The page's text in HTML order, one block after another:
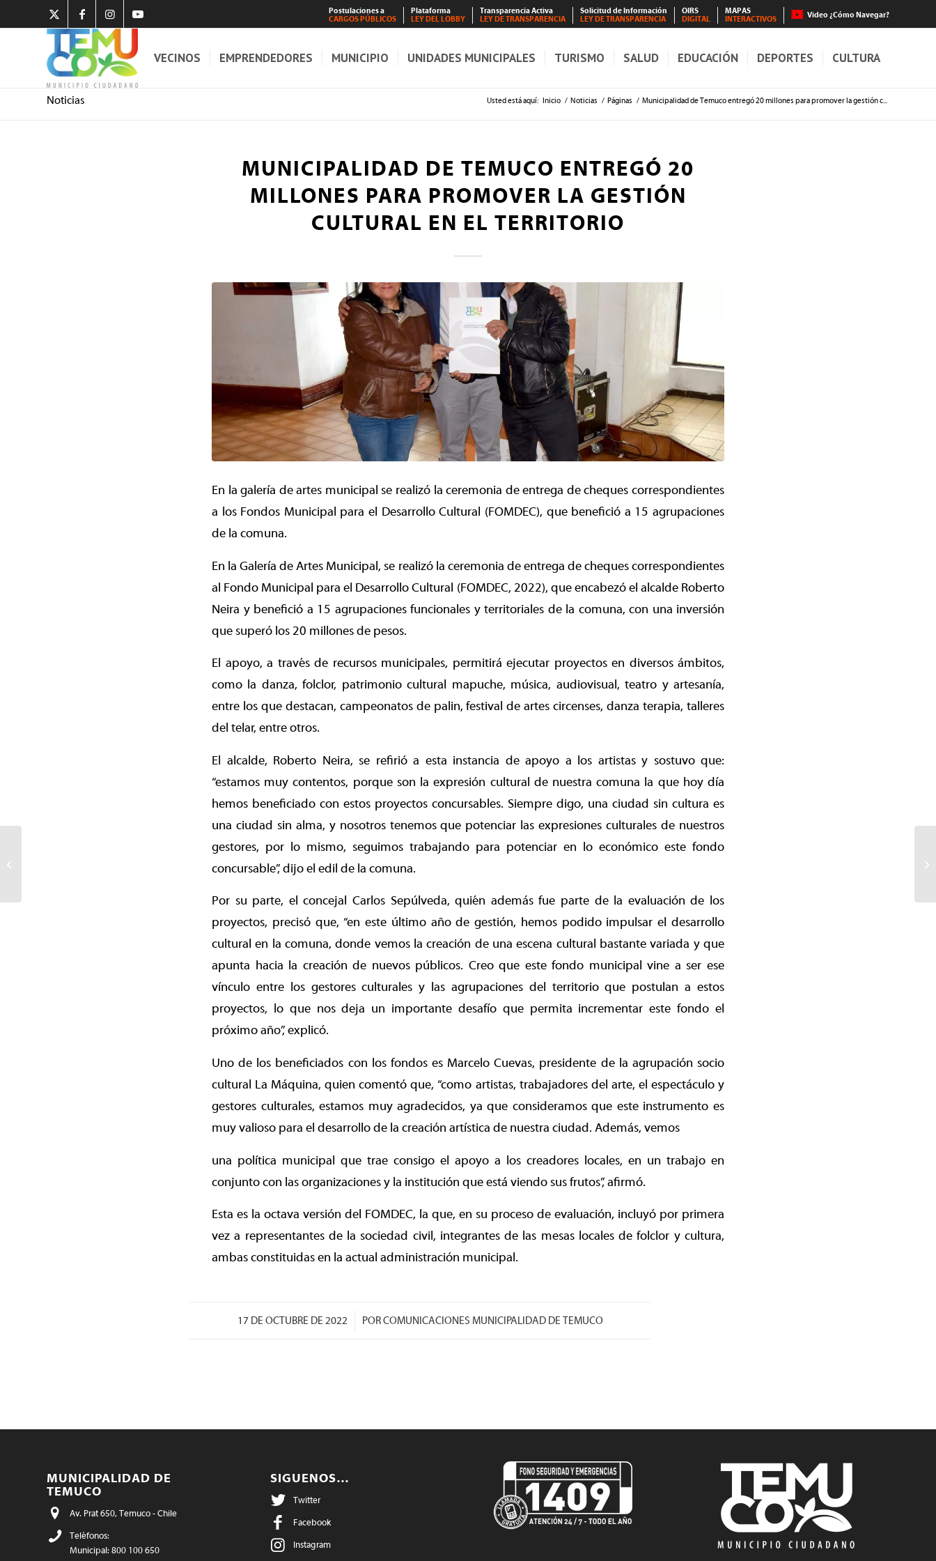
Postulaciones a
CARGOS PÚBLICOS
Plataforma
LEY DEL LOBBY
Transparencia Activa
LEY DE TRANSPARENCIA
Solicitud de Información
LEY DE TRANSPARENCIA
OIRS
DIGITAL
MAPAS
INTERACTIVOS
Video ¿Cómo Navegar?
VECINOS EMPRENDEDORES MUNICIPIO UNIDADES MUNICIPALES TURISMO SALUD EDUCACIÓN DEPORTES CULTURA
Noticias Usted está aquí: Inicio / Noticias / Páginas / Municipalidad de Temuco entregó 20 millones para promover la gestión c...
MUNICIPALIDAD DE TEMUCO ENTREGÓ 20
MILLONES PARA PROMOVER LA GESTIÓN
CULTURAL EN EL TERRITORIO
En la galería de artes municipal se realizó la ceremonia de entrega de cheques correspondientes
a los Fondos Municipal para el Desarrollo Cultural (FOMDEC), que benefició a 15 agrupaciones
de la comuna.
En la Galería de Artes Municipal, se realizó la ceremonia de entrega de cheques correspondientes
al Fondo Municipal para el Desarrollo Cultural (FOMDEC, 2022), que encabezó el alcalde Roberto
Neira y benefició a 15 agrupaciones funcionales y territoriales de la comuna, con una inversión
que superó los 20 millones de pesos.
El apoyo, a través de recursos municipales, permitirá ejecutar proyectos en diversos ámbitos,
como la danza, folclor, patrimonio cultural mapuche, música, audiovisual, teatro y artesanía,
entre los que destacan, campeonatos de palin, festival de artes circenses, danza terapia, talleres
del telar, entre otros.
El alcalde, Roberto Neira, se refirió a esta instancia de apoyo a los artistas y sostuvo que:
“estamos muy contentos, porque son la expresión cultural de nuestra comuna la que hoy día
hemos beneficiado con estos proyectos concursables. Siempre digo, una ciudad sin cultura es
una ciudad sin alma, y nosotros tenemos que potenciar las expresiones culturales de nuestros
gestores, por lo mismo, seguimos trabajando para potenciar en lo económico este fondo
concursable”, dijo el edil de la comuna.
Por su parte, el concejal Carlos Sepúlveda, quién además fue parte de la evaluación de los
proyectos, precisó que, “en este último año de gestión, hemos podido impulsar el desarrollo
cultural en la comuna, donde vemos la creación de una escena cultural bastante variada y que
apunta hacia la creación de nuevos públicos. Creo que este fondo municipal vine a ser ese
vínculo entre los gestores culturales y las agrupaciones del territorio que postulan a estos
proyectos, lo que nos deja un importante desafío que permita incrementar este fondo el
próximo año”, explicó.
Uno de los beneficiados con los fondos es Marcelo Cuevas, presidente de la agrupación socio
cultural La Máquina, quien comentó que, “como artistas, trabajadores del arte, el espectáculo y
gestores culturales, estamos muy agradecidos, ya que consideramos que este instrumento es
muy valioso para el desarrollo de la creación artística de nuestra ciudad. Además, vemos
una política municipal que trae consigo el apoyo a los creadores locales, en un trabajo en
conjunto con las organizaciones y la institución que está viendo sus frutos”, afirmó.
Esta es la octava versión del FOMDEC, la que, en su proceso de evaluación, incluyó por primera
vez a representantes de la sociedad civil, integrantes de las mesas locales de folclor y cultura,
ambas constituidas en la actual administración municipal.
17 DE OCTUBRE DE 2022
/ PORCOMUNICACIONES MUNICIPALIDAD DE TEMUCO
MUNICIPALIDAD DE
TEMUCO
Av. Prat 650, Temuco - Chile
Teléfonos:
Municipal: 800 100 650
SIGUENOS…
Twitter
Facebook
Instagram